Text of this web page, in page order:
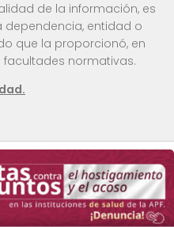
de la información, es
entidad o
que la proporcionó, en
normativas.